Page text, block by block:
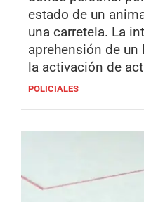
estado de un
una carretela. La
aprehensión de un
la activación de
POLICIALES